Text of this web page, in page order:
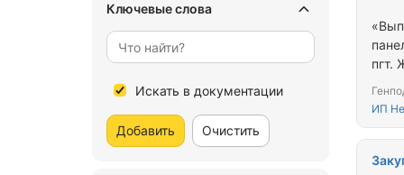
Ключевые слова
Искать в документации
Добавить Очистить
пгт.
ИП